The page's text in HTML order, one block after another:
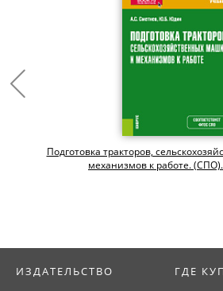
Подготовка тракторов,
механизмов к работе.
ИЗДАТЕЛЬСТВО ГДЕ